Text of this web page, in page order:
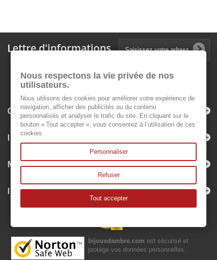
Lettre d'informations
Catégories
Informations
Mon compte
Informations sur votre boutique
bijouxdambre.com est sécurisé et
protège vos données personnelles.
Nous respectons la vie privée de nos
utilisateurs.
Nous utilisons des cookies pour améliorer votre expérience de
navigation, afficher des publicités ou du contenu
personnalisés et analyser le trafic du site. En cliquant sur le
bouton « Tout accepter », vous consentez à l’utilisation de ces
cookies.
Personnaliser
Refuser
Tout accepter